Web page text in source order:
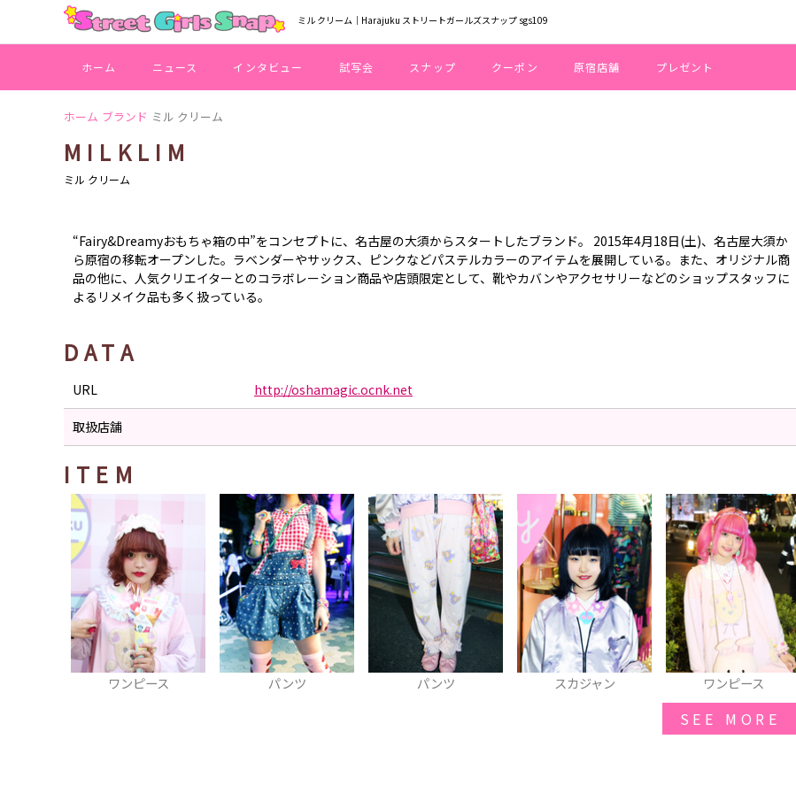
ミル クリーム｜Harajuku ストリートガールズスナップ sgs109
ホーム ニュース インタビュー 試写会 スナップ クーポン 原宿店舗 プレゼント
ホーム ブランド ミル クリーム
MILKLIM
ミル クリーム
“Fairy&Dreamyおもちゃ箱の中”をコンセプトに、名古屋の大須からスタートしたブランド。 2015年4月18日(土)、名古屋大須か
ら原宿の移転オープンした。ラベンダーやサックス、ピンクなどパステルカラーのアイテムを展開している。また、オリジナル商
品の他に、人気クリエイターとのコラボレーション商品や店頭限定として、靴やカバンやアクセサリーなどのショップスタッフに
よるリメイク品も多く扱っている。
DATA
URL http://oshamagic.ocnk.net
取扱店舗
ITEM
ワンピース パンツ パンツ スカジャン ワンピース
SEE MORE